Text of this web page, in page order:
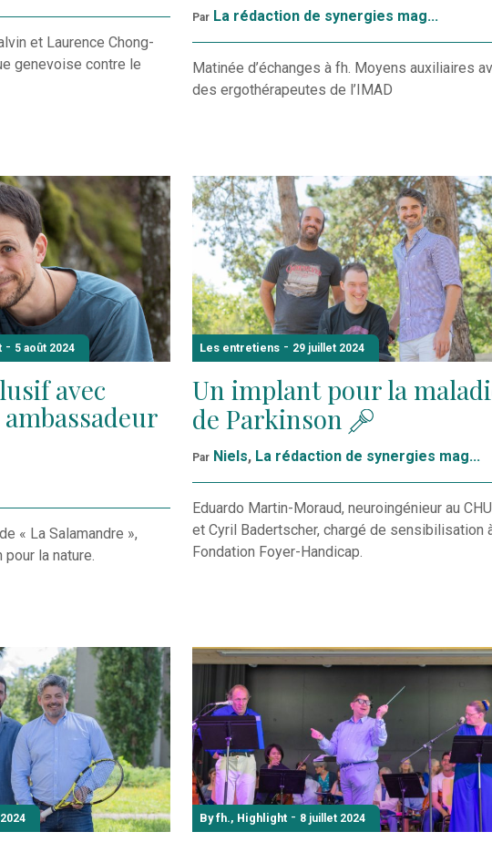
et Laurence Chong-
genevoise contre le
Par La rédaction de synergies mag...
Matinée d’échanges à fh. Moyens auxiliaires
des ergothérapeutes de l’IMAD
- 5 août 2024
avec
« La Salamandre »,
la nature.
Les entretiens - 29 juillet 2024
Un implant pour la
de Parkinson
Par Niels, La rédaction de synergies mag...
Eduardo Martin-Moraud, neuroingénieur au
et Cyril Badertscher, chargé de sensibilisation
Fondation Foyer-Handicap.
By fh., Highlight - 8 juillet 2024